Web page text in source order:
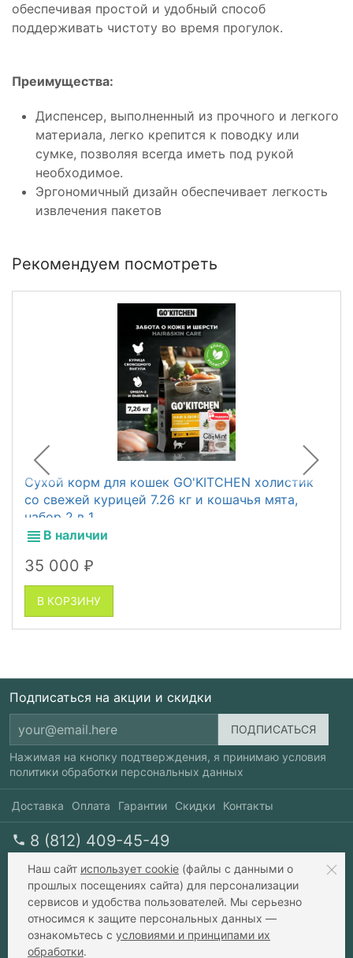
обеспечивая простой и удобный способ
поддерживать чистоту во время прогулок.
Преимущества:
Диспенсер, выполненный из прочного и легкого
материала, легко крепится к поводку или
сумке, позволяя всегда иметь под рукой
необходимое.
Эргономичный дизайн обеспечивает легкость
извлечения пакетов
Рекомендуем посмотреть
Сухой корм для кошек GO'KITCHEN холистик
со свежей курицей 7.26 кг и кошачья мята,
набор 2 в 1
В наличии
35 000 ₽
В КОРЗИНУ
Подписаться на акции и скидки
Нажимая на кнопку подтверждения, я принимаю условия
политики обработки персональных данных
Доставка Оплата Гарантии Скидки Контакты
8 (812) 409-45-49
перезвоните мне
пн-пт 10-20, сб 10-17
info@xavax.ru
Наш сайт использует cookie (файлы с данными о
прошлых посещениях сайта) для персонализации
сервисов и удобства пользователей. Мы серьезно
относимся к защите персональных данных —
ознакомьтесь с условиями и принципами их
обработки.